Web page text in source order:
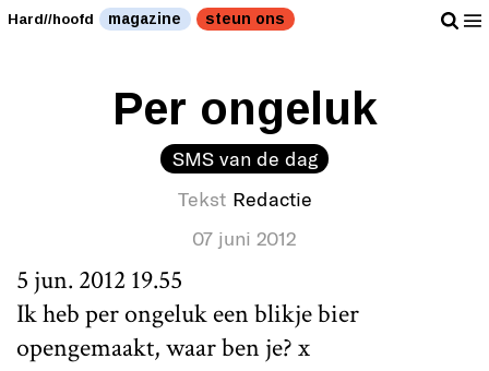
Hard//hoofd magazine steun ons
Per ongeluk
SMS van de dag
Tekst Redactie
07 juni 2012
5 jun. 2012 19.55
Ik heb per ongeluk een blikje bier
opengemaakt, waar ben je? x